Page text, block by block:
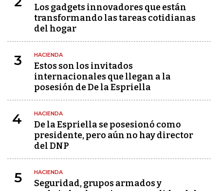
Los gadgets innovadores que están
transformando las tareas cotidianas
del hogar
3 HACIENDA
Estos son los invitados
internacionales que llegan a la
posesión de De la Espriella
4 HACIENDA
De la Espriella se posesionó como
presidente, pero aún no hay director
del DNP
5 HACIENDA
Seguridad, grupos armados y